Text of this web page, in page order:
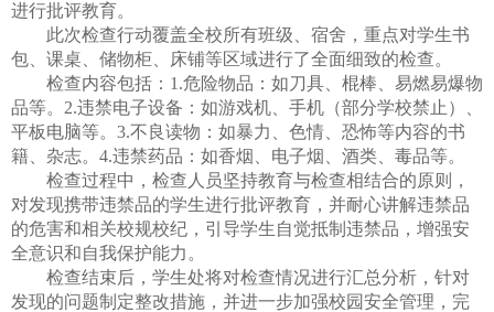
进行批评教育。
此次检查行动覆盖全校所有班级、宿舍，重点对学生书
包、课桌、储物柜、床铺等区域进行了全面细致的检查。
检查内容包括： 1.危险物品：如刀具、棍棒、易燃易爆物
品等。2.违禁电子设备：如游戏机、手机（部分学校禁止）、
平板电脑等。3.不良读物：如暴力、色情、恐怖等内容的书
籍、杂志。4.违禁药品：如香烟、电子烟、酒类、毒品等。
检查过程中，检查人员坚持教育与检查相结合的原则，
对发现携带违禁品的学生进行批评教育，并耐心讲解违禁品
的危害和相关校规校纪，引导学生自觉抵制违禁品，增强安
全意识和自我保护能力。
检查结束后，学生处将对检查情况进行汇总分析，针对
发现的问题制定整改措施，并进一步加强校园安全管理，完